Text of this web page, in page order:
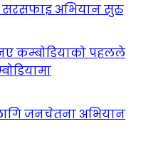
सरसफाइ अभियान सुरु
कम्बोडियाको पहलले
जनचेतना अभियान